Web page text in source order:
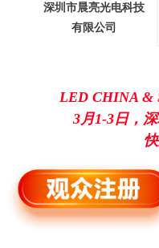
深圳市晨亮光电科技
有限公司
LED CHINA &
3月1-3日，